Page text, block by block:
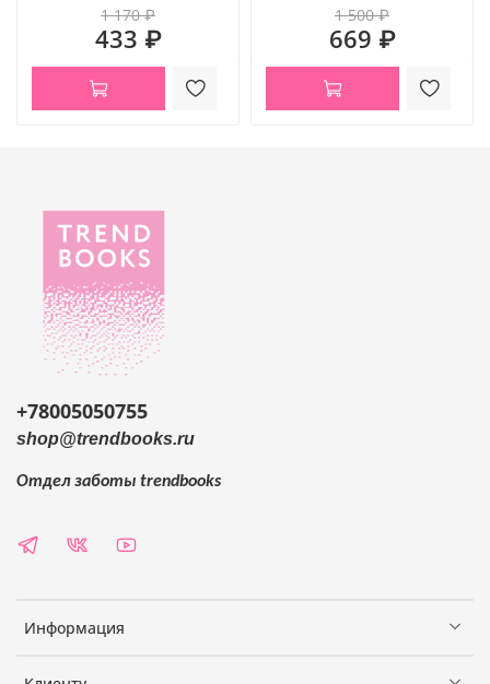
1 170 ₽
433 ₽
1 500 ₽
669 ₽
Информация
+78005050755
shop@trendbooks.ru
Отдел заботы trendbooks